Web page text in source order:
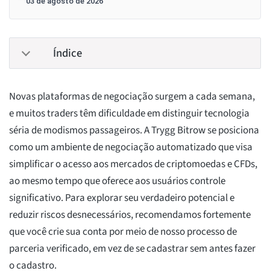
Índice
Novas plataformas de negociação surgem a cada semana,
e muitos traders têm dificuldade em distinguir tecnologia
séria de modismos passageiros. A Trygg Bitrow se posiciona
como um ambiente de negociação automatizado que visa
simplificar o acesso aos mercados de criptomoedas e CFDs,
ao mesmo tempo que oferece aos usuários controle
significativo. Para explorar seu verdadeiro potencial e
reduzir riscos desnecessários, recomendamos fortemente
que você crie sua conta por meio de nosso processo de
parceria verificado, em vez de se cadastrar sem antes fazer
o cadastro.